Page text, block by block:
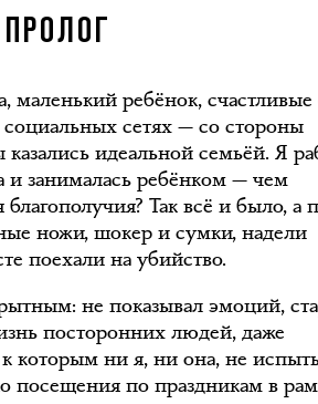
ПРОЛОГ
маленький ребёнок,
социальных сетях — со стороны
идеальной семьёй. Я
и занималась ребёнком — чем
Так всё и было, а
ножи, шокер и сумки, надели
поехали на убийство.
не показывал эмоций,
посторонних людей, даже
которым ни я, ни она, не
посещения по праздникам в